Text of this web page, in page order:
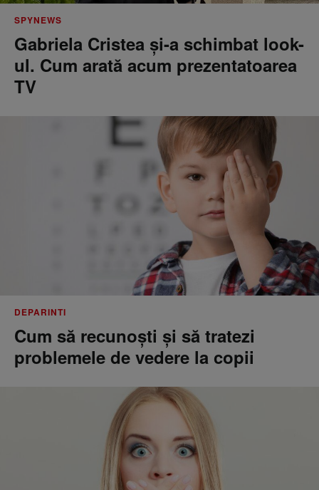
SPYNEWS
Gabriela Cristea și-a schimbat look-
ul. Cum arată acum prezentatoarea
TV
DEPARINTI
Cum să recunoști și să tratezi
problemele de vedere la copii